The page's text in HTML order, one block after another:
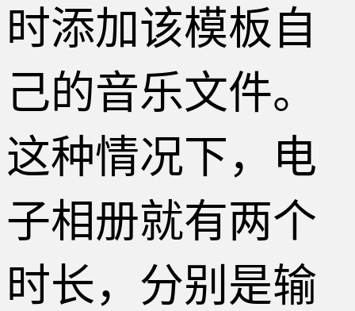
时添加该模板自
己的音乐文件。
这种情况下，电
子相册就有两个
时长，分别是输